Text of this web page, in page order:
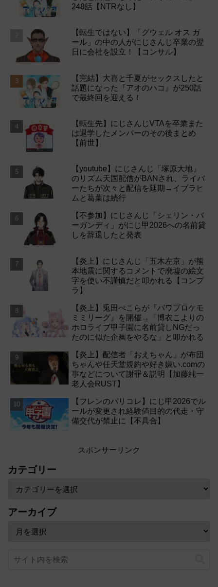
248話【NTRなし】
【転生ではない】「グウェル オス ガ
ール」の中の人がにじさんじ卒業の翌
日に会社を設立！【コンサル】
【完結】大喜と千夏がセックスしたと
話題になった『アオのハコ』が250話
で最終回を迎える！
【転生先】にじさんじVTAを卒業また
は退学したメンバーのその後まとめ
【前世】
【youtube】にじさんじ「塚原大地」
のリズム天国配信がBANされ、ライバ
ーたちが次々と配信を延期→イブラヒ
ムと葛葉は続行
【不参加】にじさんじ「シェリン・バ
ーガンディ」がにじ甲2026への名前貸
しを辞退したと発表
【炎上】にじさんじ「五木左京」が熊
本地震に関するコメントで廃墟の絵文
字を使い不謹慎だと叩かれる【コンプ
ラ】
【炎上】兎田ぺこらが『パワプロケモ
ミミリーグ』を開催→「博衣こよりの
ホロライブ甲子園に名前貸しNGだっ
たのに似た企画をやるな」と叩かれる
【炎上】配信者「おえちゃん」が布団
ちゃんや任天堂規約や好き嫌い.comの
事などについて謝罪＆説明【加藤純一
老人会RUST】
【フレンのパリコレ】にじ甲2026でル
ールが変更され経験値目的の代走・守
備交代が禁止に【不具合】
スポンサーリンク
カテゴリー
アーカイブ